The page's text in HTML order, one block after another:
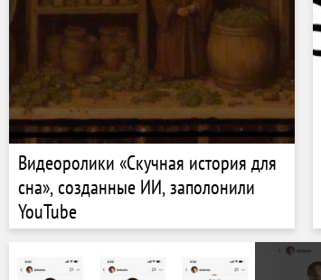
Видеоролики «Скучная история для
сна», созданные ИИ, заполонили
YouTube